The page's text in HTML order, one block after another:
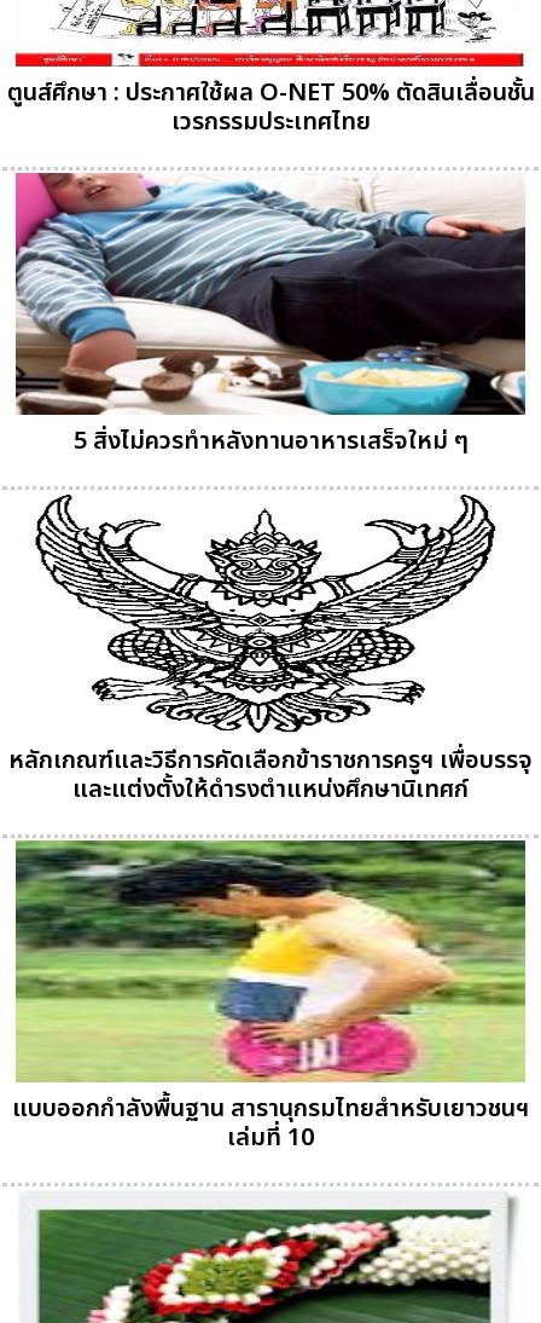
ตูนส์ศึกษา : ประกาศใช้ผล O-NET 50% ตัดสินเลื่อนชั้น
เวรกรรมประเทศไทย
5 สิ่งไม่ควรทำหลังทานอาหารเสร็จใหม่ ๆ
หลักเกณฑ์และวิธีการคัดเลือกข้าราชการครูฯ เพื่อบรรจุ
และแต่งตั้งให้ดำรงตำแหน่งศึกษานิเทศก์
แบบออกกำลังพื้นฐาน สารานุกรมไทยสำหรับเยาวชนฯ
เล่มที่ 10